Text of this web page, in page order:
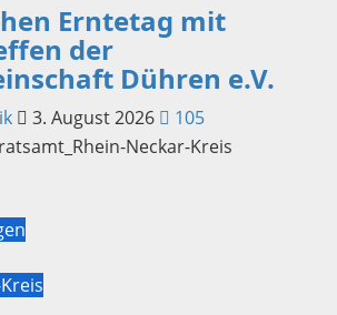
Erntetag mit
der
Dühren e.V.
3. August 2026 105